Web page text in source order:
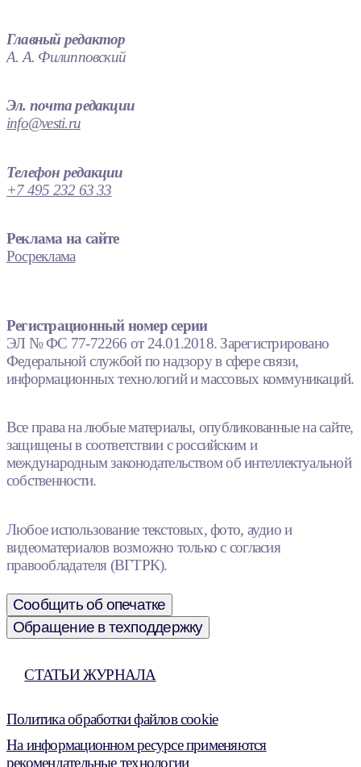
Главный редактор
А. А. Филипповский
Эл. почта редакции
info@vesti.ru
Телефон редакции
+7 495 232 63 33
Реклама на сайте
Росреклама
Регистрационный номер серии
ЭЛ № ФС 77-72266 от 24.01.2018. Зарегистрировано
Федеральной службой по надзору в сфере связи,
информационных технологий и массовых коммуникаций.
Все права на любые материалы, опубликованные на сайте,
защищены в соответствии с российским и
международным законодательством об интеллектуальной
собственности.
Любое использование текстовых, фото, аудио и
видеоматериалов возможно только с согласия
правообладателя (ВГТРК).
Сообщить об опечатке
Обращение в техподдержку
СТАТЬИ ЖУРНАЛА
Политика обработки файлов cookie
На информационном ресурсе применяются
рекомендательные технологии